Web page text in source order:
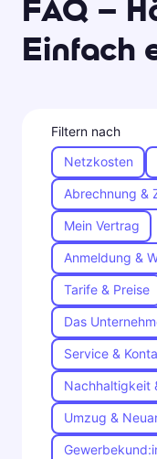
FAQ –
Einfach
Filtern nach
Netzkosten
Abrechnung &
Mein Vertrag
Anmeldung &
Tarife & Preise
Das
Service &
Nachhaltigkeit
Umzug &